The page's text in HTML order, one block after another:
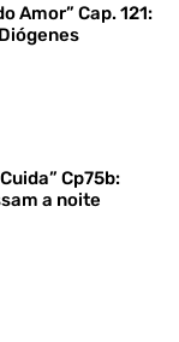
Amor” Cap. 121:
Cp75b:
a noite